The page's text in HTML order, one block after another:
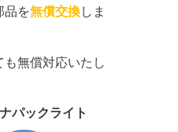
品を無償交換しま
無償対応いたし
パックライト